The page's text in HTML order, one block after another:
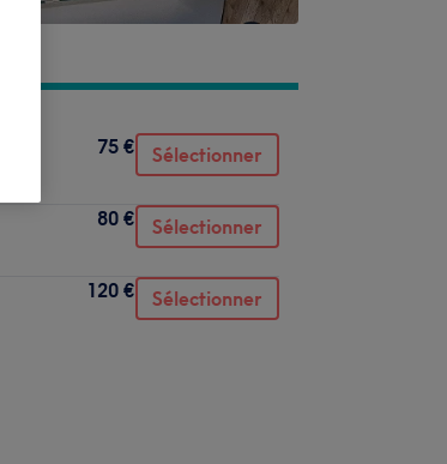
75 € Sélectionner
80 € Sélectionner
120 € Sélectionner